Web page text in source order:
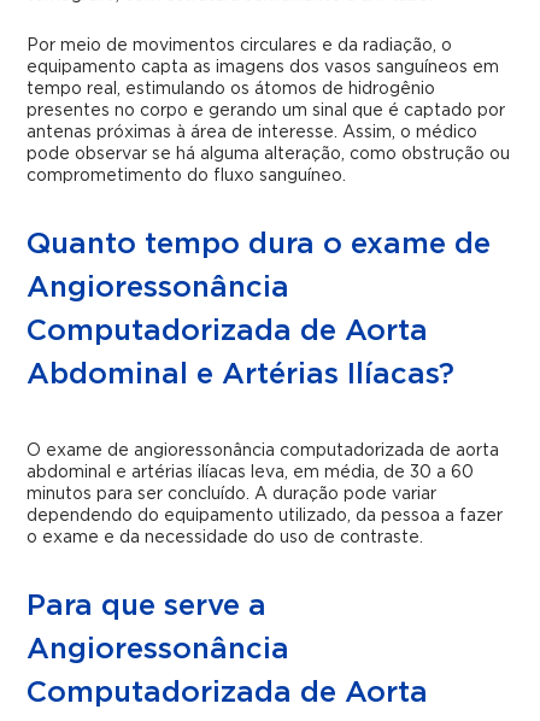
Por meio de movimentos circulares e da radiação, o
equipamento capta as imagens dos vasos sanguíneos em
tempo real, estimulando os átomos de hidrogênio
presentes no corpo e gerando um sinal que é captado por
antenas próximas à área de interesse. Assim, o médico
pode observar se há alguma alteração, como obstrução ou
comprometimento do fluxo sanguíneo.
Quanto tempo dura o exame de
Angioressonância
Computadorizada de Aorta
Abdominal e Artérias Ilíacas?
O exame de angioressonância computadorizada de aorta
abdominal e artérias ilíacas leva, em média, de 30 a 60
minutos para ser concluído. A duração pode variar
dependendo do equipamento utilizado, da pessoa a fazer
o exame e da necessidade do uso de contraste.
Para que serve a
Angioressonância
Computadorizada de Aorta